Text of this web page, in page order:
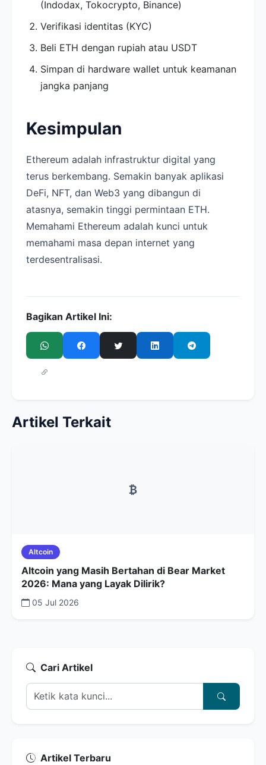
(Indodax, Tokocrypto, Binance)
Verifikasi identitas (KYC)
Beli ETH dengan rupiah atau USDT
Simpan di hardware wallet untuk keamanan
jangka panjang
Kesimpulan
Ethereum adalah infrastruktur digital yang
terus berkembang. Semakin banyak aplikasi
DeFi, NFT, dan Web3 yang dibangun di
atasnya, semakin tinggi permintaan ETH.
Memahami Ethereum adalah kunci untuk
memahami masa depan internet yang
terdesentralisasi.
Bagikan Artikel Ini:
Artikel Terkait
Altcoin
Altcoin yang Masih Bertahan di Bear Market
2026: Mana yang Layak Dilirik?
05 Jul 2026
Cari Artikel
Artikel Terbaru